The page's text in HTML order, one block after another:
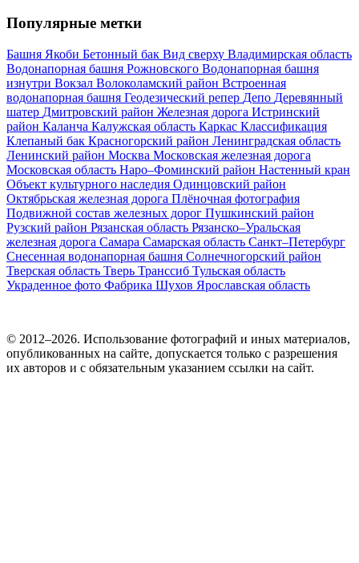
Популярные метки
Башня Якоби Бетонный бак Вид сверху Владимирская область
Водонапорная башня Рожновского Водонапорная башня
изнутри Вокзал Волоколамский район Встроенная
водонапорная башня Геодезический репер Депо Деревянный
шатер Дмитровский район Железная дорога Истринский
район Каланча Калужская область Каркас Классификация
Клепаный бак Красногорский район Ленинградская область
Ленинский район Москва Московская железная дорога
Московская область Наро–Фоминский район Настенный кран
Объект культурного наследия Одинцовский район
Октябрьская железная дорога Плёночная фотография
Подвижной состав железных дорог Пушкинский район
Рузский район Рязанская область Рязанско–Уральская
железная дорога Самара Самарская область Санкт–Петербург
Снесенная водонапорная башня Солнечногорский район
Тверская область Тверь Транссиб Тульская область
Украденное фото Фабрика Шухов Ярославская область
© 2012–2026. Использование фотографий и иных материалов,
опубликованных на сайте, допускается только с разрешения
их авторов и c обязательным указанием ссылки на сайт.